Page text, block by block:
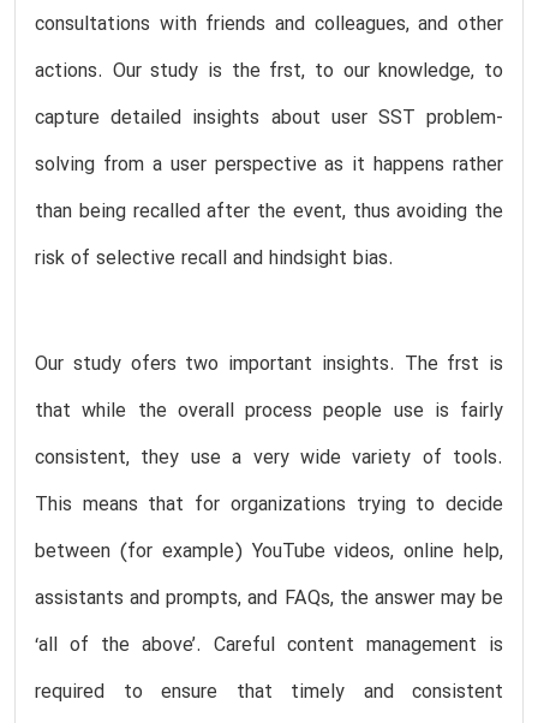
consultations with friends and colleagues, and other
actions. Our study is the frst, to our knowledge, to
capture detailed insights about user SST problem-
solving from a user perspective as it happens rather
than being recalled after the event, thus avoiding the
risk of selective recall and hindsight bias.
Our study ofers two important insights. The frst is
that while the overall process people use is fairly
consistent, they use a very wide variety of tools.
This means that for organizations trying to decide
between (for example) YouTube videos, online help,
assistants and prompts, and FAQs, the answer may be
‘all of the above’. Careful content management is
required to ensure that timely and consistent